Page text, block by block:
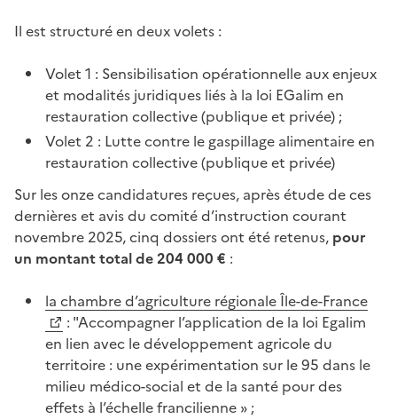
Il est structuré en deux volets :
Volet 1 : Sensibilisation opérationnelle aux enjeux
et modalités juridiques liés à la loi EGalim en
restauration collective (publique et privée) ;
Volet 2 : Lutte contre le gaspillage alimentaire en
restauration collective (publique et privée)
Sur les onze candidatures reçues, après étude de ces
dernières et avis du comité d’instruction courant
novembre 2025, cinq dossiers ont été retenus, pour
un montant total de 204 000 € :
la chambre d’agriculture régionale Île-de-France
: "Accompagner l’application de la loi Egalim
en lien avec le développement agricole du
territoire : une expérimentation sur le 95 dans le
milieu médico-social et de la santé pour des
effets à l’échelle francilienne » ;